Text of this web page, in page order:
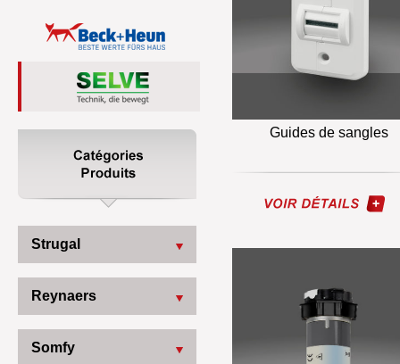
Strugal
Reynaers
Somfy
Guides de sangles